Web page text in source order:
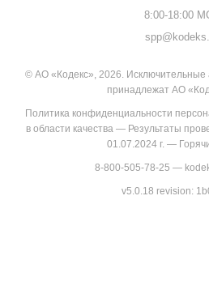
8:00-18:00
© АО «Кодекс», 2026. Исключительные
принадлежат АО
Политика конфиденциальности
в области качества— Результаты
01.07.2024 г.—
8-800-505-78-25 —
v5.0.18 revision: